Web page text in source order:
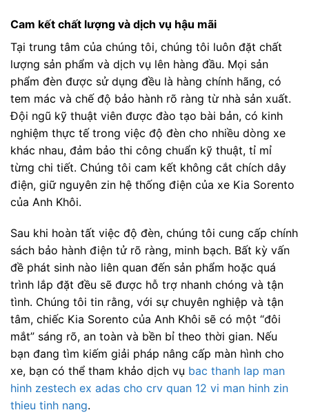
Cam kết chất lượng và dịch vụ hậu mãi
Tại trung tâm của chúng tôi, chúng tôi luôn đặt chất
lượng sản phẩm và dịch vụ lên hàng đầu. Mọi sản
phẩm đèn được sử dụng đều là hàng chính hãng, có
tem mác và chế độ bảo hành rõ ràng từ nhà sản xuất.
Đội ngũ kỹ thuật viên được đào tạo bài bản, có kinh
nghiệm thực tế trong việc độ đèn cho nhiều dòng xe
khác nhau, đảm bảo thi công chuẩn kỹ thuật, tỉ mỉ
từng chi tiết. Chúng tôi cam kết không cắt chích dây
điện, giữ nguyên zin hệ thống điện của xe Kia Sorento
của Anh Khôi.
Sau khi hoàn tất việc độ đèn, chúng tôi cung cấp chính
sách bảo hành điện tử rõ ràng, minh bạch. Bất kỳ vấn
đề phát sinh nào liên quan đến sản phẩm hoặc quá
trình lắp đặt đều sẽ được hỗ trợ nhanh chóng và tận
tình. Chúng tôi tin rằng, với sự chuyên nghiệp và tận
tâm, chiếc Kia Sorento của Anh Khôi sẽ có một “đôi
mắt” sáng rõ, an toàn và bền bỉ theo thời gian. Nếu
bạn đang tìm kiếm giải pháp nâng cấp màn hình cho
xe, bạn có thể tham khảo dịch vụ bac thanh lap man
hinh zestech ex adas cho crv quan 12 vi man hinh zin
thieu tinh nang.